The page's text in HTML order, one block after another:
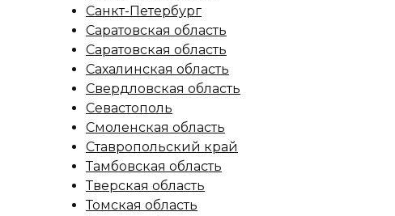
Санкт-Петербург
Саратовская область
Саратовская область
Сахалинская область
Свердловская область
Севастополь
Смоленская область
Ставропольский край
Тамбовская область
Тверская область
Томская область